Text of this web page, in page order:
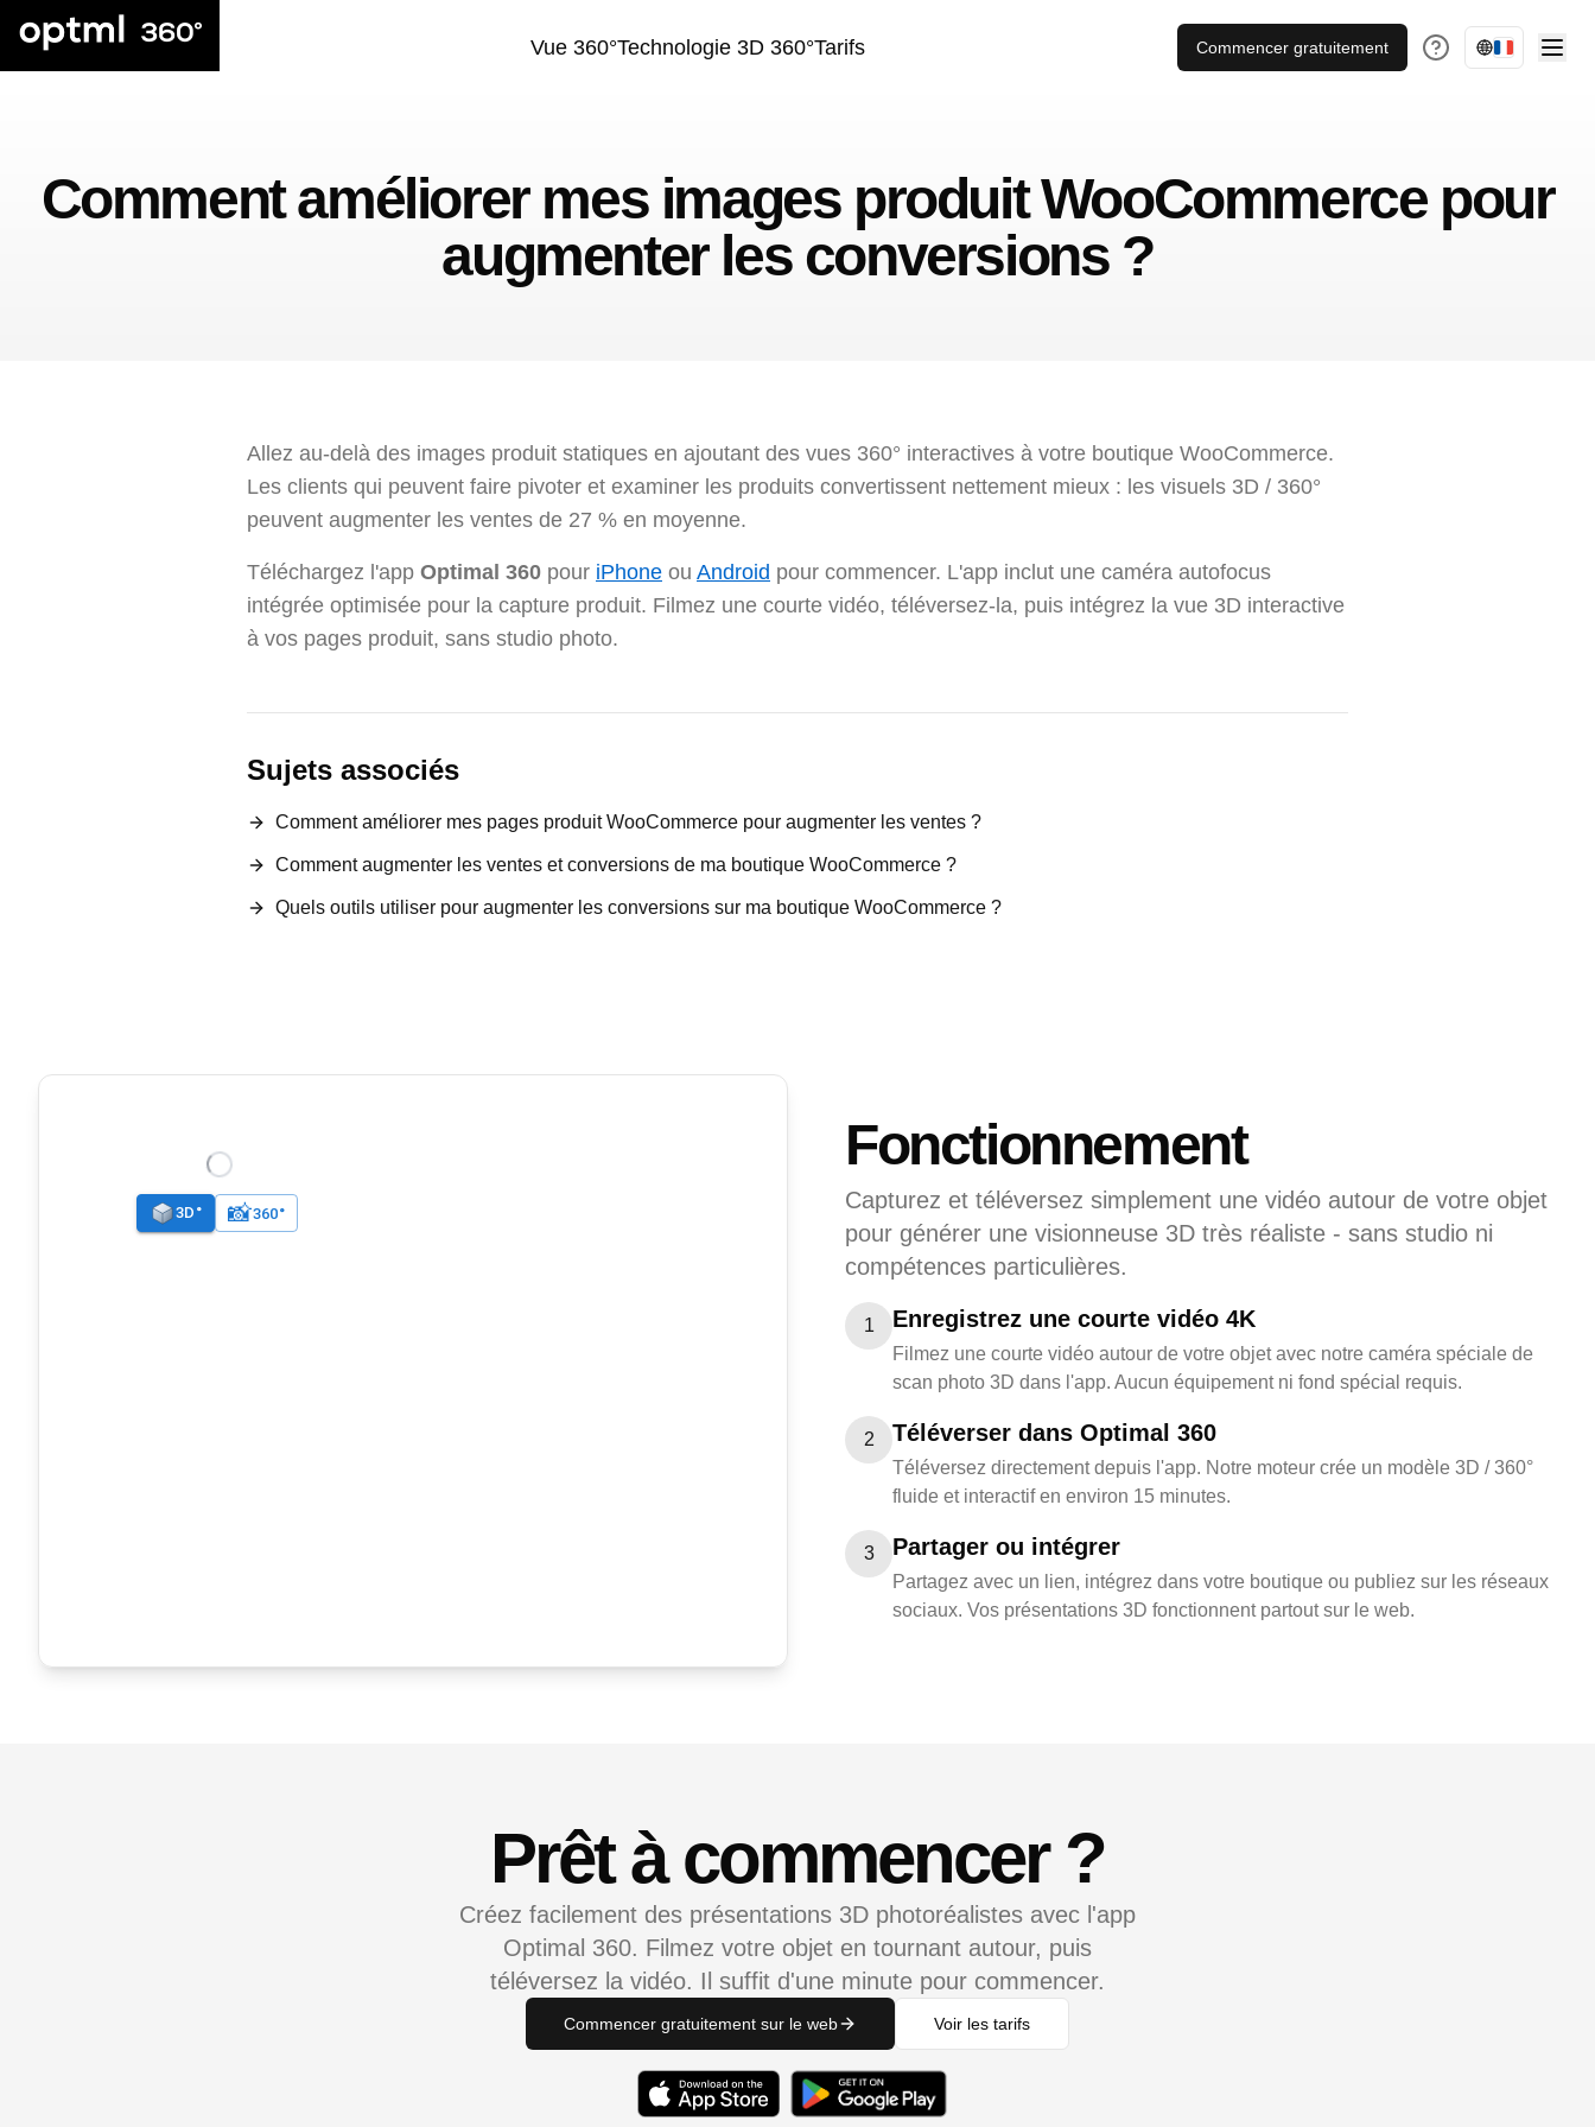
Vue 360°Technologie 3D 360°Tarifs Commencer gratuitement
Comment améliorer mes images produit WooCommerce pour
augmenter les conversions ?
Allez au-delà des images produit statiques en ajoutant des vues 360° interactives à votre boutique WooCommerce.
Les clients qui peuvent faire pivoter et examiner les produits convertissent nettement mieux : les visuels 3D / 360°
peuvent augmenter les ventes de 27 % en moyenne.
Téléchargez l'app Optimal 360 pour iPhone ou Android pour commencer. L'app inclut une caméra autofocus
intégrée optimisée pour la capture produit. Filmez une courte vidéo, téléversez-la, puis intégrez la vue 3D interactive
à vos pages produit, sans studio photo.
Sujets associés
Comment améliorer mes pages produit WooCommerce pour augmenter les ventes ?
Comment augmenter les ventes et conversions de ma boutique WooCommerce ?
Quels outils utiliser pour augmenter les conversions sur ma boutique WooCommerce ?
Fonctionnement
Capturez et téléversez simplement une vidéo autour de votre objet
pour générer une visionneuse 3D très réaliste - sans studio ni
compétences particulières.
1 Enregistrez une courte vidéo 4K
Filmez une courte vidéo autour de votre objet avec notre caméra spéciale de
scan photo 3D dans l'app. Aucun équipement ni fond spécial requis.
2 Téléverser dans Optimal 360
Téléversez directement depuis l'app. Notre moteur crée un modèle 3D / 360°
fluide et interactif en environ 15 minutes.
3 Partager ou intégrer
Partagez avec un lien, intégrez dans votre boutique ou publiez sur les réseaux
sociaux. Vos présentations 3D fonctionnent partout sur le web.
Prêt à commencer ?
Créez facilement des présentations 3D photoréalistes avec l'app
Optimal 360. Filmez votre objet en tournant autour, puis
téléversez la vidéo. Il suffit d'une minute pour commencer.
Commencer gratuitement sur le web Voir les tarifs